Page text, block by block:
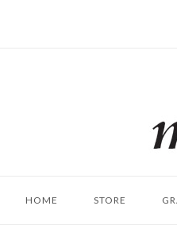
HOME STORE